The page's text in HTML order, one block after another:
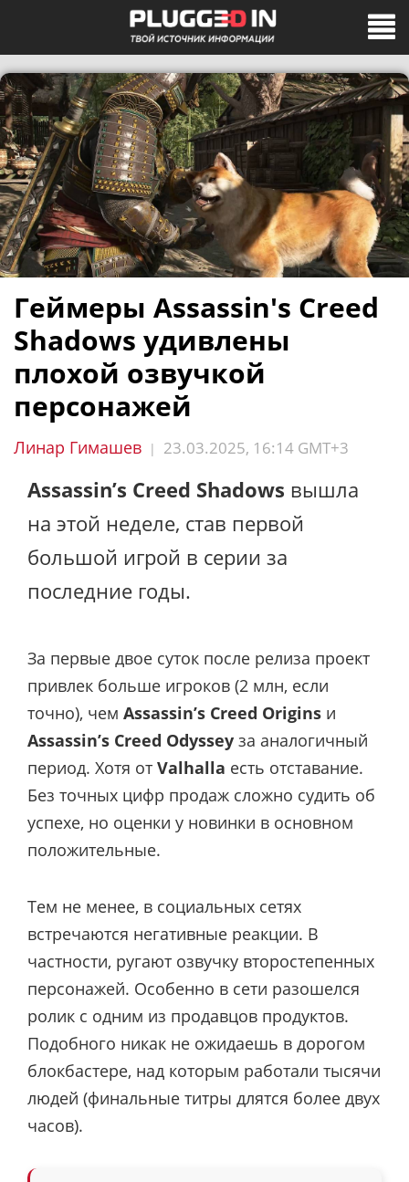
Геймеры Assassin's Creed
Shadows удивлены
плохой озвучкой
персонажей
Линар Гимашев | 23.03.2025, 16:14 GMT+3
Assassin’s Creed Shadows вышла
на этой неделе, став первой
большой игрой в серии за
последние годы.
За первые двое суток после релиза проект
привлек больше игроков (2 млн, если
точно), чем Assassin’s Creed Origins и
Assassin’s Creed Odyssey за аналогичный
период. Хотя от Valhalla есть отставание.
Без точных цифр продаж сложно судить об
успехе, но оценки у новинки в основном
положительные.
Тем не менее, в социальных сетях
встречаются негативные реакции. В
частности, ругают озвучку второстепенных
персонажей. Особенно в сети разошелся
ролик с одним из продавцов продуктов.
Подобного никак не ожидаешь в дорогом
блокбастере, над которым работали тысячи
людей (финальные титры длятся более двух
часов).